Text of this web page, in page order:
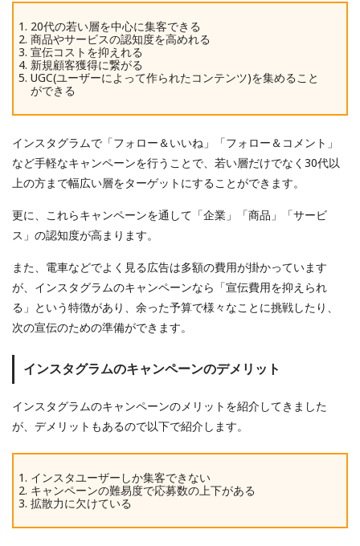
20代の若い層を中心に集客できる
商品やサービスの認知度を高めれる
宣伝コストを抑えれる
新規顧客獲得に繋がる
UGC(ユーザーによって作られたコンテンツ)を集めること
ができる
インスタグラムで「フォロー＆いいね」「フォロー＆コメント」
など手軽なキャンペーンを行うことで、若い層だけでなく30代以
上の方まで幅広い層をターゲットにすることができます。
更に、これらキャンペーンを通して「企業」「商品」「サービ
ス」の認知度が高まります。
また、電車などでよく見る広告は多額の費用が掛かっています
が、インスタグラムのキャンペーンなら「宣伝費用を抑えられ
る」という特徴があり、余った予算で様々なことに挑戦したり、
次の宣伝のための準備ができます。
インスタグラムのキャンペーンのデメリット
インスタグラムのキャンペーンのメリットを紹介してきました
が、デメリットもあるので以下で紹介します。
インスタユーザーしか集客できない
キャンペーンの難易度で応募数の上下がある
拡散力に欠けている